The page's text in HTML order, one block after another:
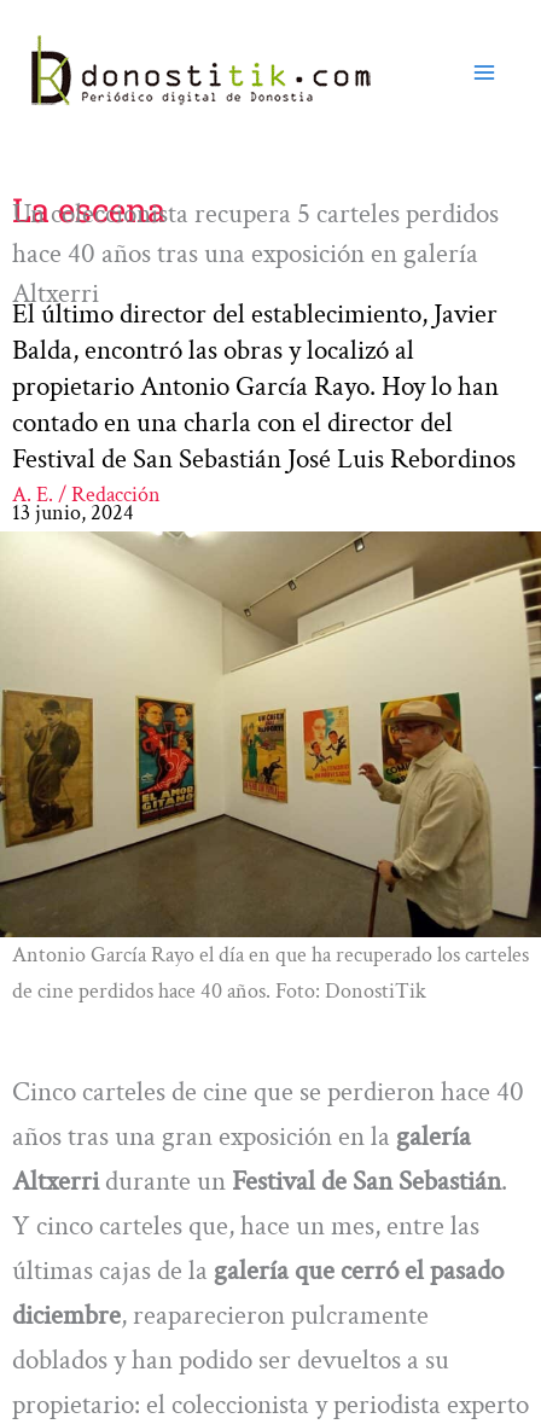
contenido
La escena
Un coleccionista recupera 5 carteles perdidos
hace 40 años tras una exposición en galería
Altxerri
El último director del establecimiento, Javier
Balda, encontró las obras y localizó al
propietario Antonio García Rayo. Hoy lo han
contado en una charla con el director del
Festival de San Sebastián José Luis Rebordinos
A. E. / Redacción
13 junio, 2024
Antonio García Rayo el día en que ha recuperado los carteles
de cine perdidos hace 40 años. Foto: DonostiTik
Cinco carteles de cine que se perdieron hace 40
años tras una gran exposición en la galería
Altxerridurante un Festival de San Sebastián.
Y cinco carteles que, hace un mes, entre las
últimas cajas de la galería que cerró el pasado
diciembre, reaparecieron pulcramente
doblados y han podido ser devueltos a su
propietario: el coleccionista y periodista experto